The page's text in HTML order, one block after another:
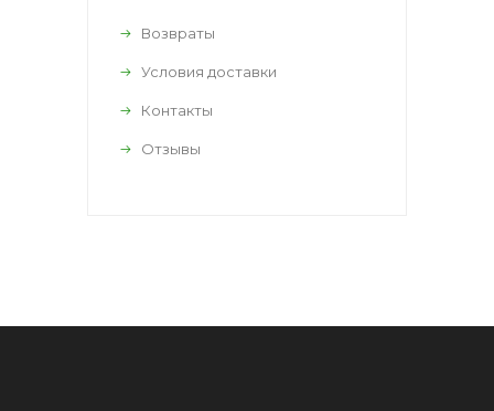
Возвраты
Условия доставки
Контакты
Отзывы